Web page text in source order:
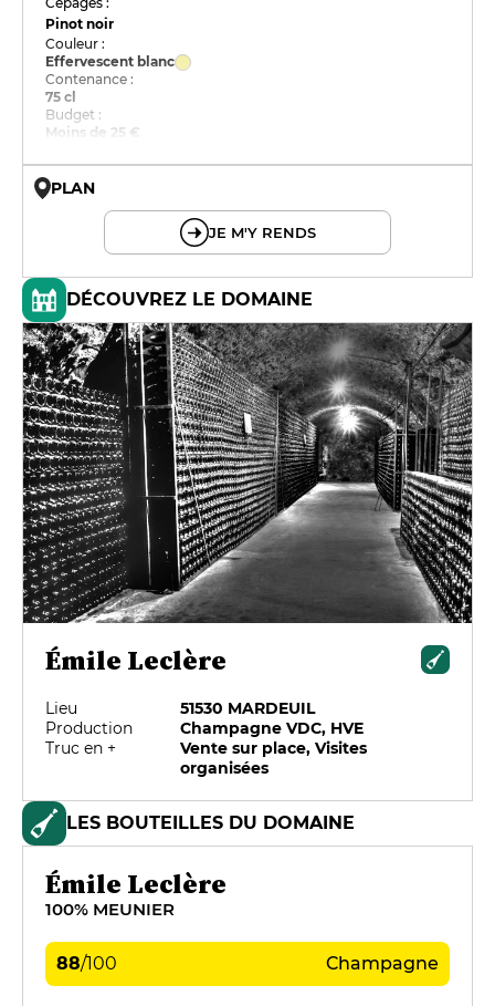
Pinot noir
Couleur :
Effervescent blanc
Contenance :
75 cl
Budget :
Moins de 25 €
PLAN
JE M'Y RENDS
DÉCOUVREZ LE DOMAINE
Émile Leclère
Lieu
51530 MARDEUIL
Production
Champagne VDC, HVE
Truc en +
Vente sur place, Visites
organisées
LES BOUTEILLES DU DOMAINE
Émile Leclère
100% MEUNIER
88/100 Champagne